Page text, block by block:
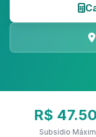
R$
Subsídio